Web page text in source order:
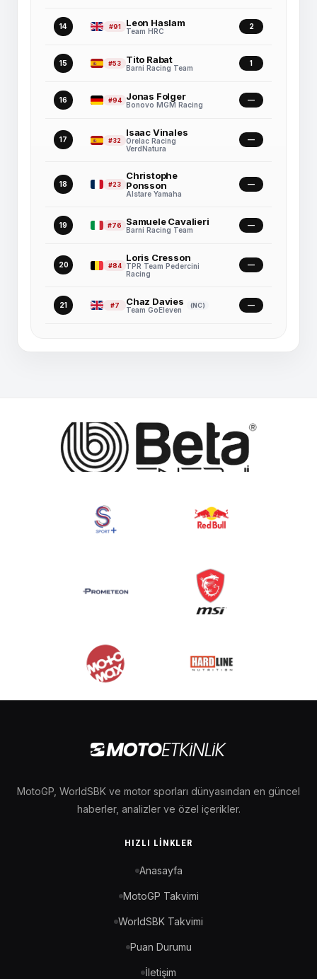
14 #91 Leon Haslam
Team HRC
2
15 #53 Tito Rabat
Barni Racing Team
1
16 #94 Jonas Folger
Bonovo MGM Racing
—
17 #32
Isaac Vinales
Orelac Racing
VerdNatura
—
18 #23
Christophe
Ponsson
Alstare Yamaha
—
19 #76 Samuele Cavalieri
Barni Racing Team
—
20 #84
Loris Cresson
TPR Team Pedercini
Racing
—
21 #7 Chaz Davies
Team GoEleven
(NC) —
MotoGP, WorldSBK ve motor sporları dünyasından en güncel
haberler, analizler ve özel içerikler.
HIZLI LINKLER
Anasayfa
MotoGP Takvimi
WorldSBK Takvimi
Puan Durumu
İletişim